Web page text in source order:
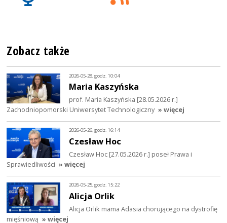
Zobacz także
2026-05-28, godz. 10:04
Maria Kaszyńska
prof. Maria Kaszyńska [28.05.2026 r.]
Zachodniopomorski Uniwersytet Technologiczny » więcej
2026-05-26, godz. 16:14
Czesław Hoc
Czesław Hoc [27.05.2026 r.] poseł Prawa i
Sprawiedliwości » więcej
2026-05-25, godz. 15:22
Alicja Orlik
Alicja Orlik mama Adasia chorującego na dystrofię
mięśniową » więcej